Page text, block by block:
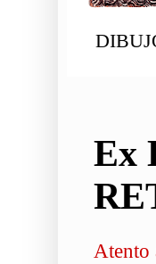
Ex
Atento